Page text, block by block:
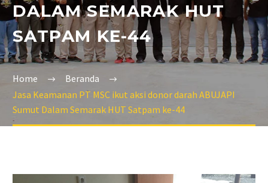
DALAM SEMARAK HUT
SATPAM KE-44
Home
Beranda
Jasa Keamanan PT MSC ikut aksi donor darah ABUJAPI
Sumut Dalam Semarak HUT Satpam ke-44